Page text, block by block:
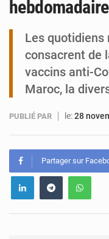
Les quotidiens
consacrent de
vaccins anti-
Maroc, la
PUBLIÉ PAR le:28
Partager sur